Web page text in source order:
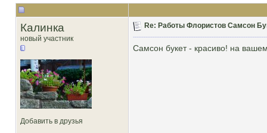
Калинка
новый участник
Добавить в друзья
Re: Работы Флористов Самсон
Самсон букет - красиво! на